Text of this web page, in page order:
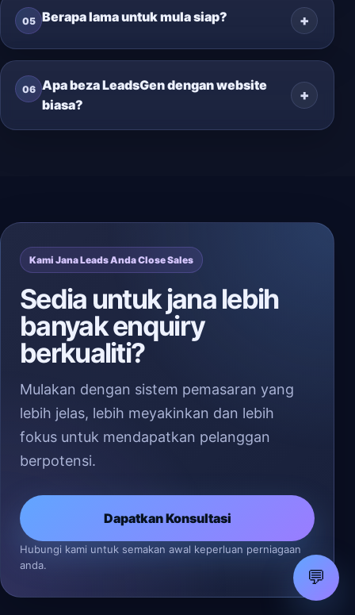
05 Berapa lama untuk mula siap?
06 Apa beza LeadsGen dengan website
biasa?
Kami Jana Leads Anda Close Sales
Sedia untuk jana lebih
banyak enquiry
berkualiti?
Mulakan dengan sistem pemasaran yang
lebih jelas, lebih meyakinkan dan lebih
fokus untuk mendapatkan pelanggan
berpotensi.
Dapatkan Konsultasi
Hubungi kami untuk semakan awal keperluan perniagaan
anda.
💬